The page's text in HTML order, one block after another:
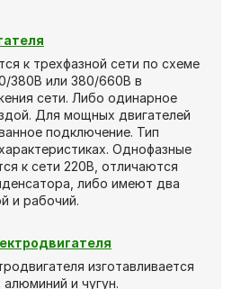
к трехфазной сети по схеме
380В или 380/660В в
сети. Либо одинарное
Для мощных двигателей
подключение. Тип
Однофазные
к сети 220В, отличаются
либо имеют два
и рабочий.
изготавливается
и чугун.